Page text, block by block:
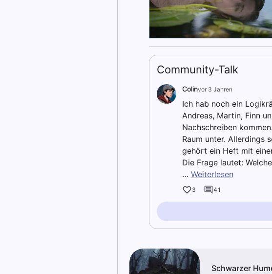
Community-Talk
Colinvor 3 Jahren
Ich hab noch ein
Andreas, Martin, Finn
Nachschreiben
Raum unter. Allerdings
gehört ein Heft mit
Die Frage lautet:
… Weiterlesen
3 41
Schwarzer